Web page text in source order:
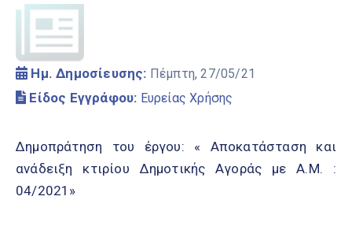
Ημ. Δημοσίευσης: Πέμπτη, 27/05/21
Είδος Εγγράφου: Ευρείας Χρήσης
Δημοπράτηση του έργου: « Αποκατάσταση και
ανάδειξη κτιρίου Δημοτικής Αγοράς με Α.Μ. :
04/2021»